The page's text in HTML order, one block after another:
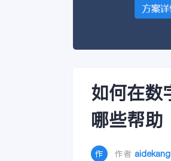
如何在数
哪些帮助
作者